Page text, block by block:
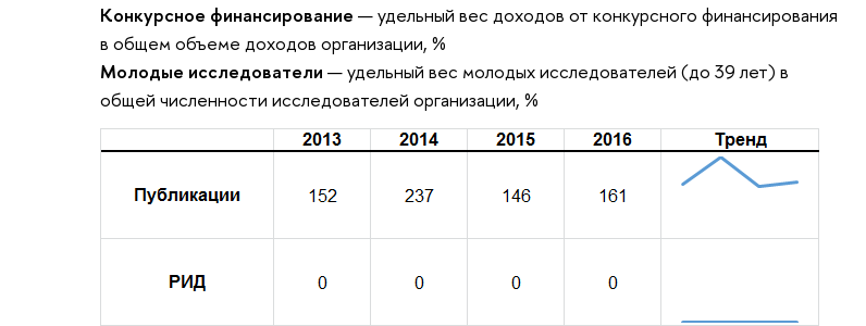
Конкурсное финансирование — удельный вес доходов от конкурсного финансирования
в общем объеме доходов организации, %
Молодые исследователи — удельный вес молодых исследователей (до 39 лет) в
общей численности исследователей организации, %